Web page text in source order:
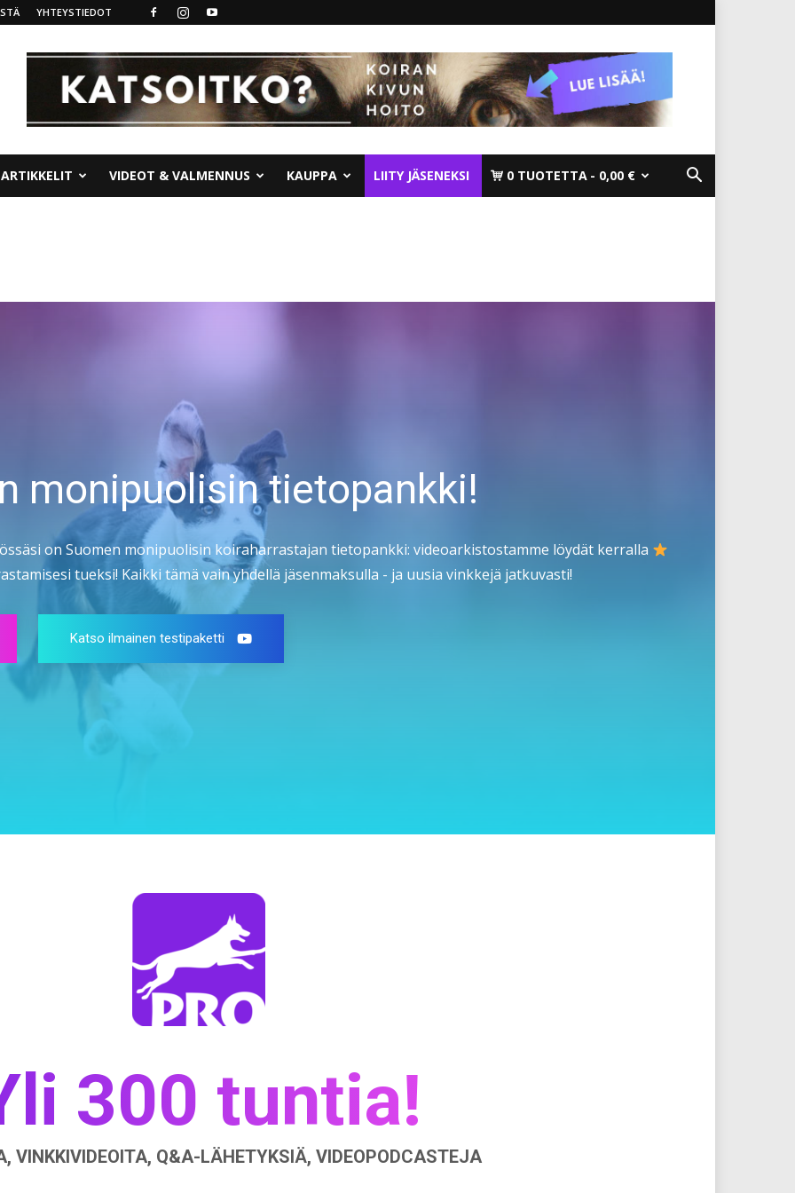
YHTEYSTIEDOT
ARTIKKELIT VIDEOT & VALMENNUS KAUPPA LIITY JÄSENEKSI 0 TUOTETTA 0,00 €
monipuolisin tietopankki!
on Suomen monipuolisin koiraharrastajan tietopankki: videoarkistostamme löydät kerralla
tueksi! Kaikki tämä vain yhdellä jäsenmaksulla - ja uusia vinkkejä jatkuvasti!
Katso ilmainen testipaketti
300 tuntia!
VINKKIVIDEOITA, Q&A-LÄHETYKSIÄ, VIDEOPODCASTEJA